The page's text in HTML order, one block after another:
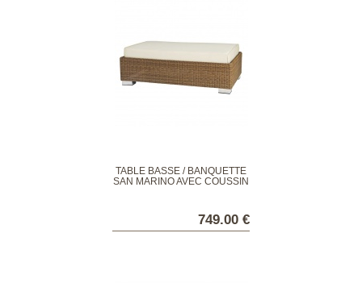
TABLE BASSE / BANQUETTE
SAN MARINO AVEC COUSSIN
749.00 €